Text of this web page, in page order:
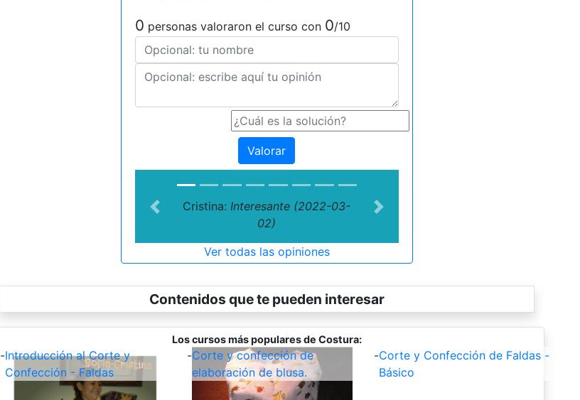
0 personas valoraron el curso con 0/10
Valorar
Cristina:Interesante (2022-03-
02)
Previous Next
Ver todas las opiniones
Contenidos que te pueden interesar
Los cursos más populares de Costura:
-Introducción al Corte y
Confección - Faldas
-Corte y confección de
elaboración de blusa.
-Corte y Confección de Faldas -
Básico